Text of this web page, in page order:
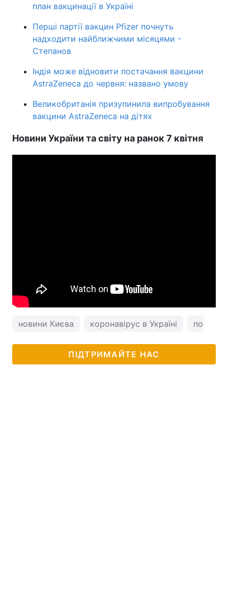
план вакцинації в Україні
Перші партії вакцин Pfizer почнуть
надходити найближчими місяцями -
Степанов
Індія може відновити постачання вакцини
AstraZeneca до червня: названо умову
Великобританія призупинила випробування
вакцини AstraZeneca на дітях
Новини України та світу на ранок 7 квітня
новини Києва коронавірус в Україні погода
ПІДТРИМАЙТЕ НАС